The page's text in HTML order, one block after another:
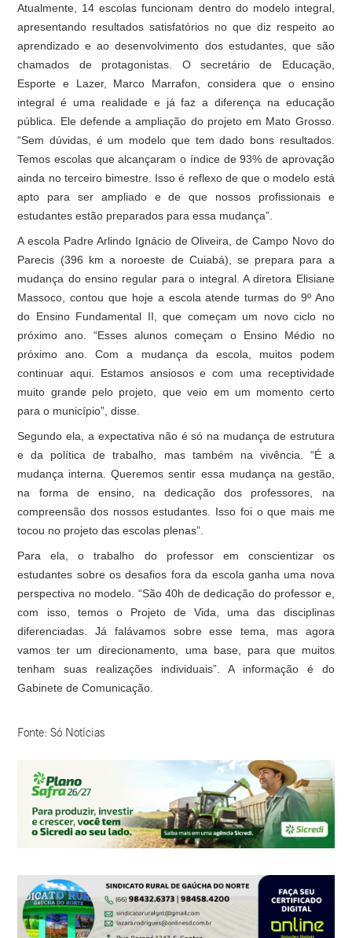
Atualmente, 14 escolas funcionam dentro do modelo integral,
apresentando resultados satisfatórios no que diz respeito ao
aprendizado e ao desenvolvimento dos estudantes, que são
chamados de protagonistas. O secretário de Educação,
Esporte e Lazer, Marco Marrafon, considera que o ensino
integral é uma realidade e já faz a diferença na educação
pública. Ele defende a ampliação do projeto em Mato Grosso.
“Sem dúvidas, é um modelo que tem dado bons resultados.
Temos escolas que alcançaram o índice de 93% de aprovação
ainda no terceiro bimestre. Isso é reflexo de que o modelo está
apto para ser ampliado e de que nossos profissionais e
estudantes estão preparados para essa mudança”.
A escola Padre Arlindo Ignácio de Oliveira, de Campo Novo do
Parecis (396 km a noroeste de Cuiabá), se prepara para a
mudança do ensino regular para o integral. A diretora Elisiane
Massoco, contou que hoje a escola atende turmas do 9º Ano
do Ensino Fundamental II, que começam um novo ciclo no
próximo ano. “Esses alunos começam o Ensino Médio no
próximo ano. Com a mudança da escola, muitos podem
continuar aqui. Estamos ansiosos e com uma receptividade
muito grande pelo projeto, que veio em um momento certo
para o município”, disse.
Segundo ela, a expectativa não é só na mudança de estrutura
e da política de trabalho, mas também na vivência. “É a
mudança interna. Queremos sentir essa mudança na gestão,
na forma de ensino, na dedicação dos professores, na
compreensão dos nossos estudantes. Isso foi o que mais me
tocou no projeto das escolas plenas”.
Para ela, o trabalho do professor em conscientizar os
estudantes sobre os desafios fora da escola ganha uma nova
perspectiva no modelo. “São 40h de dedicação do professor e,
com isso, temos o Projeto de Vida, uma das disciplinas
diferenciadas. Já falávamos sobre esse tema, mas agora
vamos ter um direcionamento, uma base, para que muitos
tenham suas realizações individuais”. A informação é do
Gabinete de Comunicação.
Fonte: Só Notícias